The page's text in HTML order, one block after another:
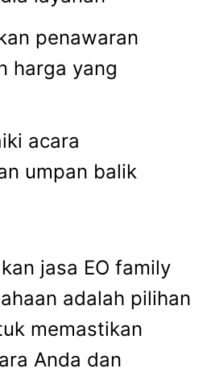
penawaran
harga yang
acara
umpan balik
jasa EO family
adalah pilihan
memastikan
Anda dan